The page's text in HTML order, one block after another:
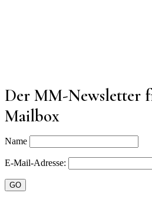
Der MM-Newsletter
Mailbox
Name
E-Mail-Adresse: